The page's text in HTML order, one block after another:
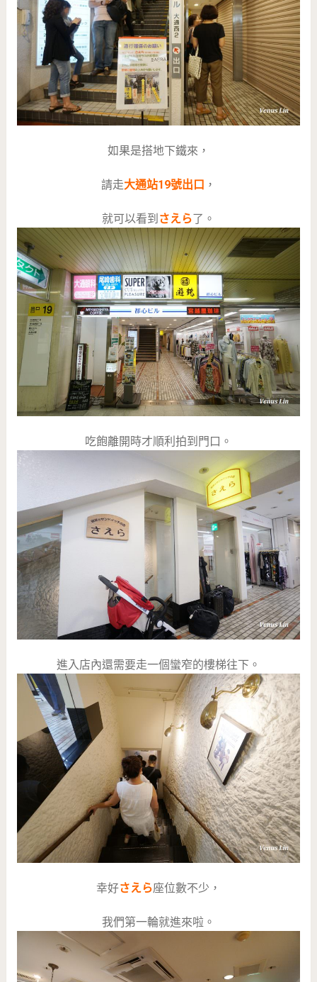
如果是搭地下鐵來，
請走大通站19號出口 ，
就可以看到 さえら了。
吃飽離開時才順利拍到門口。
進入店內還需要走一個蠻窄的樓梯往下。
幸好さえら座位數不少，
我們第一輪就進來啦。